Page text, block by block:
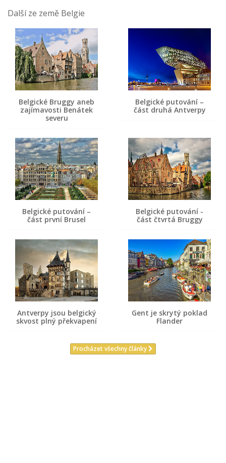
Další ze země Belgie
Belgické Bruggy aneb
zajímavosti Benátek
severu
Belgické putování –
část druhá Antverpy
Belgické putování –
část první Brusel
Belgické putování -
část čtvrtá Bruggy
Antverpy jsou belgický
skvost plný překvapení
Gent je skrytý poklad
Flander
Procházet všechny články